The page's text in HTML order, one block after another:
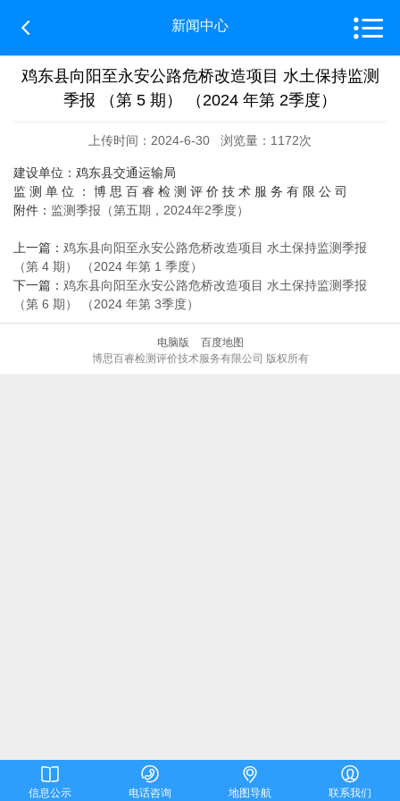
 新闻中心 
鸡东县向阳至永安公路危桥改造项目 水土保持监测
季报 （第 5 期） （2024 年第 2季度）
上传时间：2024-6-30 浏览量：1172次
建设单位：鸡东县交通运输局
监 测 单 位 ： 博 思 百 睿 检 测 评 价 技 术 服 务 有 限 公 司
附件： 监测季报（第五期，2024年2季度）
上一篇： 鸡东县向阳至永安公路危桥改造项目 水土保持监测季报
（第 4 期） （2024 年第 1 季度）
下一篇： 鸡东县向阳至永安公路危桥改造项目 水土保持监测季报
（第 6 期） （2024 年第 3季度）
电脑版
百度地图
博思百睿检测评价技术服务有限公司 版权所有

信息公示

电话咨询

地图导航

联系我们